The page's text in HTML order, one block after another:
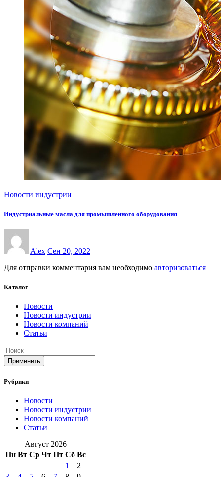
Новости индустрии
Индустриальные масла для промышленного оборудования
Alex Сен 20, 2022
Для отправки комментария вам необходимо авторизоваться
Каталог
Новости
Новости индустрии
Новости компаний
Статьи
Применить
Рубрики
Новости
Новости индустрии
Новости компаний
Статьи
Август 2026
Пн Вт Ср Чт Пт Сб Вс
1
2